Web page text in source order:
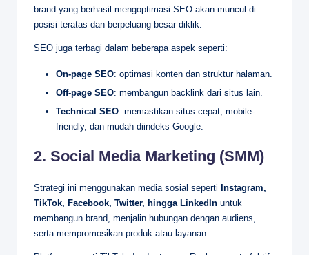
brand yang berhasil mengoptimasi SEO akan muncul di
posisi teratas dan berpeluang besar diklik.
SEO juga terbagi dalam beberapa aspek seperti:
On-page SEO: optimasi konten dan struktur halaman.
Off-page SEO: membangun backlink dari situs lain.
Technical SEO: memastikan situs cepat, mobile-
friendly, dan mudah diindeks Google.
2. Social Media Marketing (SMM)
Strategi ini menggunakan media sosial seperti Instagram,
TikTok, Facebook, Twitter, hingga LinkedIn untuk
membangun brand, menjalin hubungan dengan audiens,
serta mempromosikan produk atau layanan.